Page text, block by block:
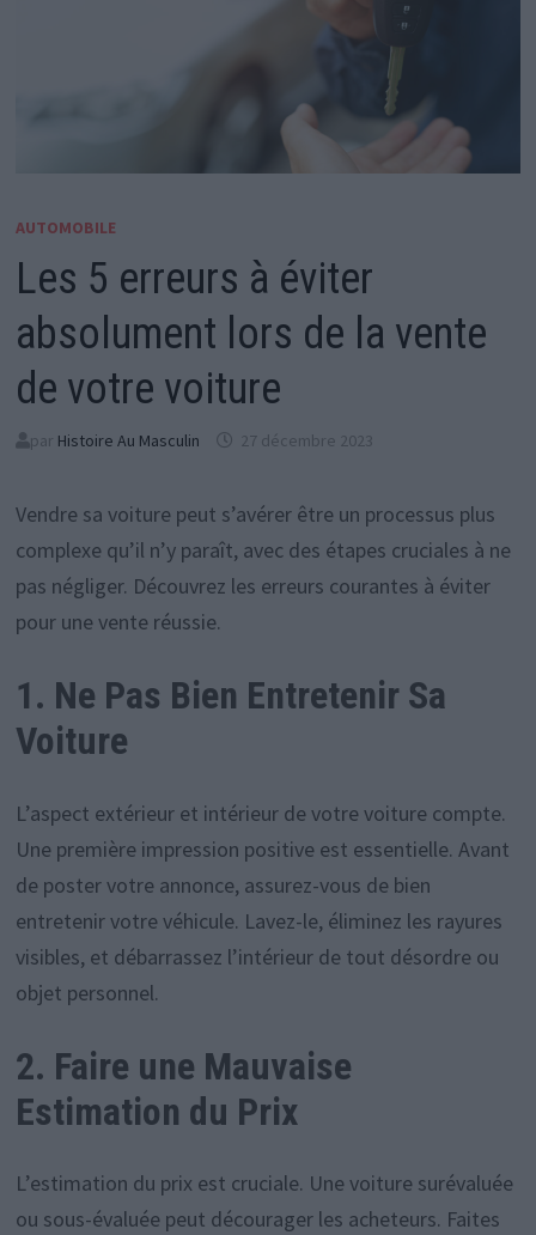
AUTOMOBILE
Les 5 erreurs à éviter
absolument lors de la vente
de votre voiture
par Histoire Au Masculin 27 décembre 2023
Vendre sa voiture peut s’avérer être un processus plus
complexe qu’il n’y paraît, avec des étapes cruciales à ne
pas négliger. Découvrez les erreurs courantes à éviter
pour une vente réussie.
1. Ne Pas Bien Entretenir Sa
Voiture
L’aspect extérieur et intérieur de votre voiture compte.
Une première impression positive est essentielle. Avant
de poster votre annonce, assurez-vous de bien
entretenir votre véhicule. Lavez-le, éliminez les rayures
visibles, et débarrassez l’intérieur de tout désordre ou
objet personnel.
2. Faire une Mauvaise
Estimation du Prix
L’estimation du prix est cruciale. Une voiture surévaluée
ou sous-évaluée peut décourager les acheteurs. Faites